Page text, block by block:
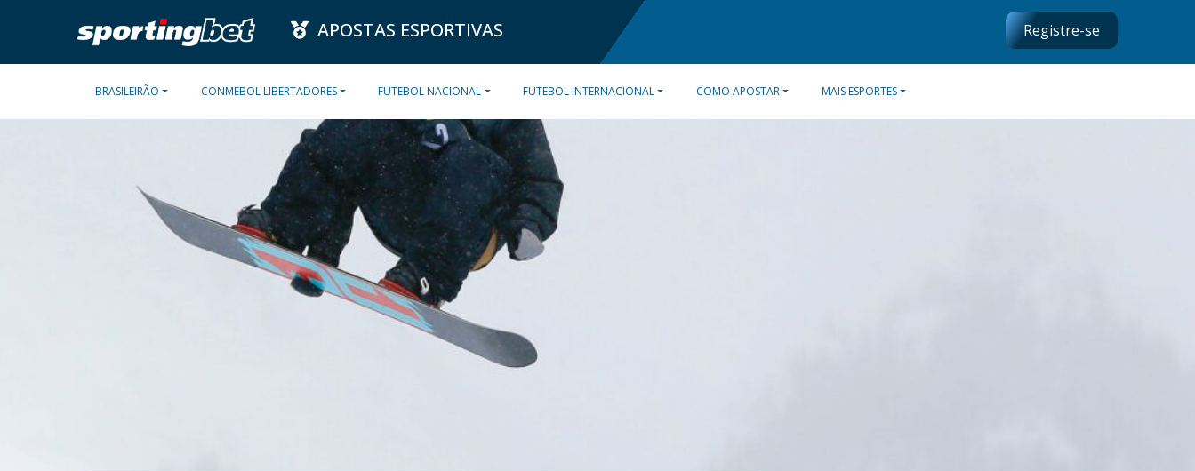
APOSTAS ESPORTIVAS Registre-se
BRASILEIRÃO CONMEBOL LIBERTADORES FUTEBOL NACIONAL FUTEBOL INTERNACIONAL COMO APOSTAR MAIS ESPORTES